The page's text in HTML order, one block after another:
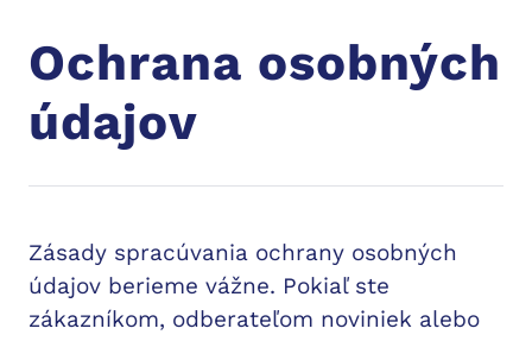
Ochrana osobných
údajov
Zásady spracúvania ochrany osobných
údajov berieme vážne. Pokiaľ ste
zákazníkom, odberateľom noviniek alebo